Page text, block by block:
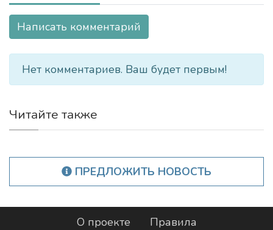
Написать комментарий
Нет комментариев. Ваш будет первым!
Читайте также
ПРЕДЛОЖИТЬ НОВОСТЬ
О проекте
Правила